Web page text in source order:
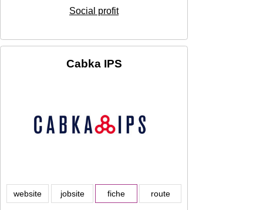
Social profit
Cabka IPS
website jobsite fiche route